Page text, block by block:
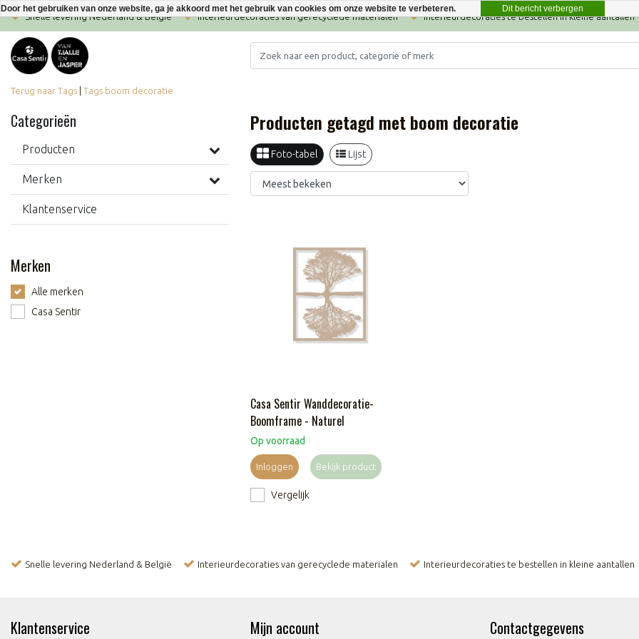
Snelle levering Nederland & België Interieurdecoraties van gerecyclede materialen Interieurdecoraties te bestellen in kleine aantallen
Terug naar Tags Tags boom decoratie
Categorieën
Producten
Merken
Klantenservice
Merken
Alle merken
Casa Sentir
Producten getagd met boom decoratie
Foto-tabel Lijst
Casa Sentir Wanddecoratie-
Boomframe - Naturel
Op voorraad
Inloggen Bekijk product
Vergelijk
Snelle levering Nederland & België Interieurdecoraties van gerecyclede materialen Interieurdecoraties te bestellen in kleine aantallen
Klantenservice Mijn account Contactgegevens
Door het gebruiken van onze website, ga je akkoord met het gebruik van cookies om onze website te verbeteren. Dit bericht verbergen